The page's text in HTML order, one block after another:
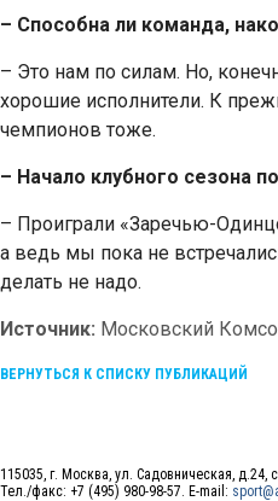
– Способна ли команда,
– Это нам по силам. Но,
хорошие исполнители. К
чемпионов тоже.
– Начало клубного сезона
– Проиграли «Заречью-
а ведь мы пока не
делать не надо.
Источник: Московский
ВЕРНУТЬСЯ К СПИСКУ ПУБЛИКАЦИЙ
115035, г. Москва, ул. Садовническая, д.24,
Тел./факс: +7 (495) 980-98-57. E-mail: